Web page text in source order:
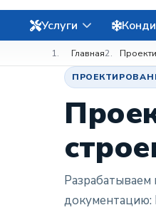
Услуги
Главная
документацию: